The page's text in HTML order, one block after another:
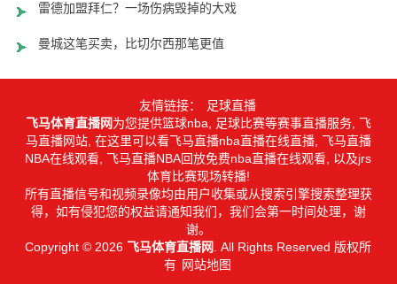
雷德加盟拜仁？一场伤病毁掉的大戏
曼城这笔买卖，比切尔西那笔更值
友情链接：
足球直播
飞马体育直播网为您提供篮球nba, 足球比赛等赛事直播服务, 飞
马直播网站, 在这里可以看飞马直播nba直播在线直播, 飞马直播
NBA在线观看, 飞马直播NBA回放免费nba直播在线观看, 以及jrs
体育比赛现场转播!
所有直播信号和视频录像均由用户收集或从搜索引擎搜索整理获
得，如有侵犯您的权益请通知我们，我们会第一时间处理，谢
谢。
Copyright © 2026 飞马体育直播网
. All Rights Reserved 版权所
有 网站地图